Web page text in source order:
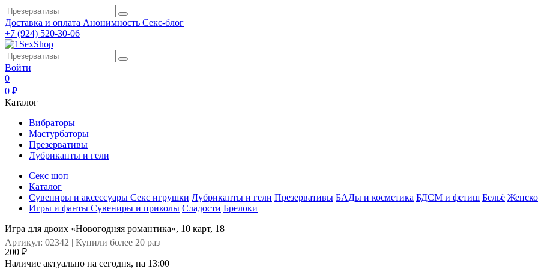
Доставка и оплата Анонимность Секс-блог
+7 (924) 520-30-06
Войти
0
0 ₽
Каталог
Вибраторы
Мастурбаторы
Презервативы
Лубриканты и гели
Секс шоп
Каталог
Сувениры и аксессуары Секс игрушки Лубриканты и гели Презервативы БАДы и косметика БДСМ и фетиш Бельё
Игры и фанты Сувениры и приколы Сладости Брелоки
Игра для двоих «Новогодняя романтика», 10 карт, 18
Артикул: 02342 | Купили более 20 раз
200 ₽
Наличие актуально на сегодня, на 13:00